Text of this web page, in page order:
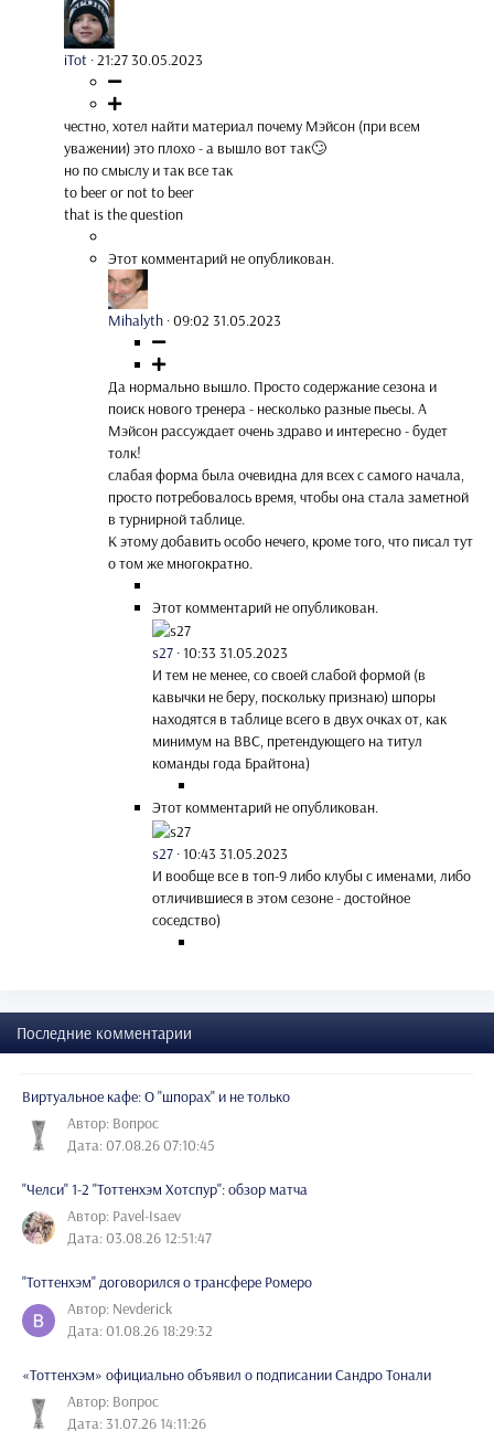
iTot ·21:27 30.05.2023
честно, хотел найти материал почему Мэйсон (при всем
уважении) это плохо - а вышло вот так🙄
но по смыслу и так все так
to beer or not to beer
that is the question
Этот комментарий не опубликован.
Mihalyth ·09:02 31.05.2023
Да нормально вышло. Просто содержание сезона и
поиск нового тренера - несколько разные пьесы. А
Мэйсон рассуждает очень здраво и интересно - будет
толк!
слабая форма была очевидна для всех с самого начала,
просто потребовалось время, чтобы она стала заметной
в турнирной таблице.
К этому добавить особо нечего, кроме того, что писал тут
о том же многократно.
Этот комментарий не опубликован.
s27 ·10:33 31.05.2023
И тем не менее, со своей слабой формой (в
кавычки не беру, поскольку признаю) шпоры
находятся в таблице всего в двух очках от, как
минимум на ВВС, претендующего на титул
команды года Брайтона)
Этот комментарий не опубликован.
s27 ·10:43 31.05.2023
И вообще все в топ-9 либо клубы с именами, либо
отличившиеся в этом сезоне - достойное
соседство)
Последние комментарии
Виртуальное кафе: О "шпорах" и не только
Автор: Вопрос
Дата: 07.08.26 07:10:45
"Челси" 1-2 "Тоттенхэм Хотспур": обзор матча
Автор: Pavel-Isaev
Дата: 03.08.26 12:51:47
"Тоттенхэм" договорился о трансфере Ромеро
Автор: Nevderick
Дата: 01.08.26 18:29:32
«Тоттенхэм» официально объявил о подписании Сандро Тонали
Автор: Вопрос
Дата: 31.07.26 14:11:26